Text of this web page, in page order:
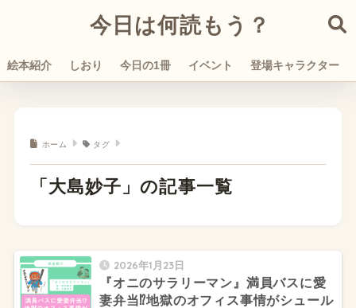
今日は何読もう？
絵本紹介 しおり 今日の1冊 イベント 登場キャラクター
ホーム タグ
「大島妙子」の記事一覧
2026年1月23日
『オニのサラリーマン』満員バスに愛
妻弁当⁉︎地獄のオフィス事情がシュール